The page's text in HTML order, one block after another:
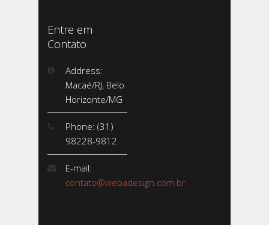
Entre em
Contato
Address:
Macaé/RJ, Belo
Horizonte/MG
Phone: (31)
98228-9812
E-mail:
contato@webadesign.com.br